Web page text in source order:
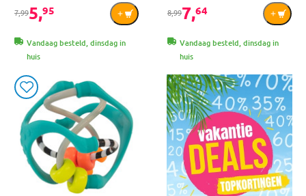
7,995,95
Vandaag besteld, dinsdag in
huis
8,997,64
Vandaag besteld, dinsdag in
huis